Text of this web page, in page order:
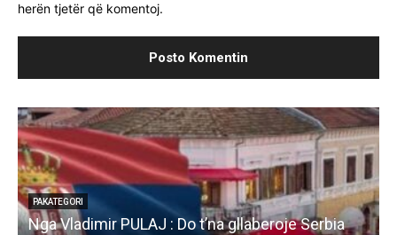
herën tjetër që komentoj.
PAKATEGORI
Marjana KOÇEKU: Kullen ne DUKAGJIN e kam pa
leje,psene gjeje Ti qe ke vite Deputet aq sa vet